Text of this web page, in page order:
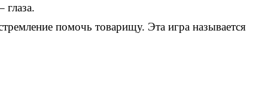
глаза.
помочь товарищу. Эта игра называется